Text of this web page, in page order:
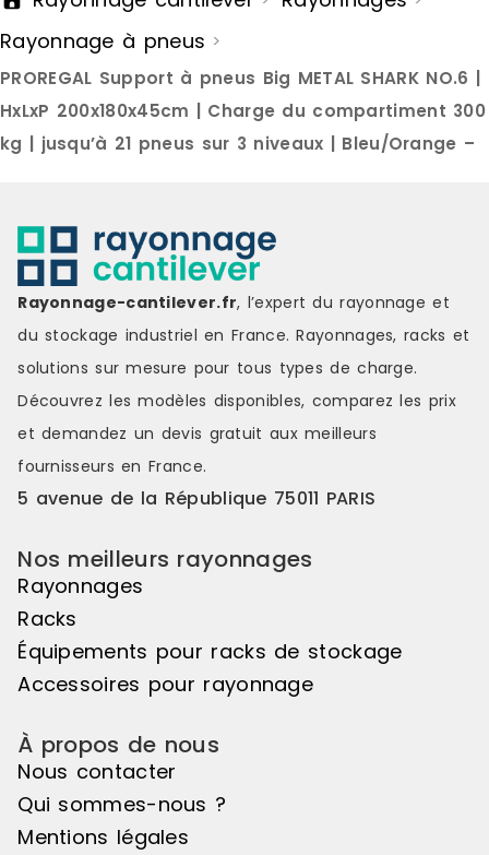
un système de management de la
qualité certifié ISO 9001:2015,
assurant la maîtrise des
processus, la traçabilité de la
production et l'amélioration
continue. Marque : SimonRack
180
poids par
de la livraison : 1 x
Marque :
Rayonnage à pneus >
PROREGAL Support à pneus Big METAL SHARK NO.6 |
HxLxP 200x180x45cm | Charge du compartiment 300
kg | jusqu’à 21 pneus sur 3 niveaux | Bleu/Orange –
Rayonnage-cantilever.fr, l’expert du rayonnage et
du stockage industriel en France. Rayonnages, racks et
solutions sur mesure pour tous types de charge.
Découvrez les modèles disponibles, comparez les prix
et demandez un devis gratuit aux meilleurs
fournisseurs en France.
5 avenue de la République 75011 PARIS
Nos meilleurs rayonnages
Rayonnages
Racks
Équipements pour racks de stockage
Accessoires pour rayonnage
À propos de nous
Nous contacter
Qui sommes-nous ?
Mentions légales